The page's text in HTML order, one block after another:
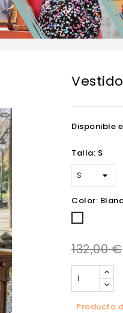
Disponible
Talla: S
Color:
Blanco
132,00 €
Producto